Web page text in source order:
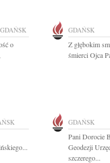
GDAŃSK
o
GDAŃSK
Z głębokim
śmierci Ojca
GDAŃSK
Pani Dorocie
Geodezji
szczerego...